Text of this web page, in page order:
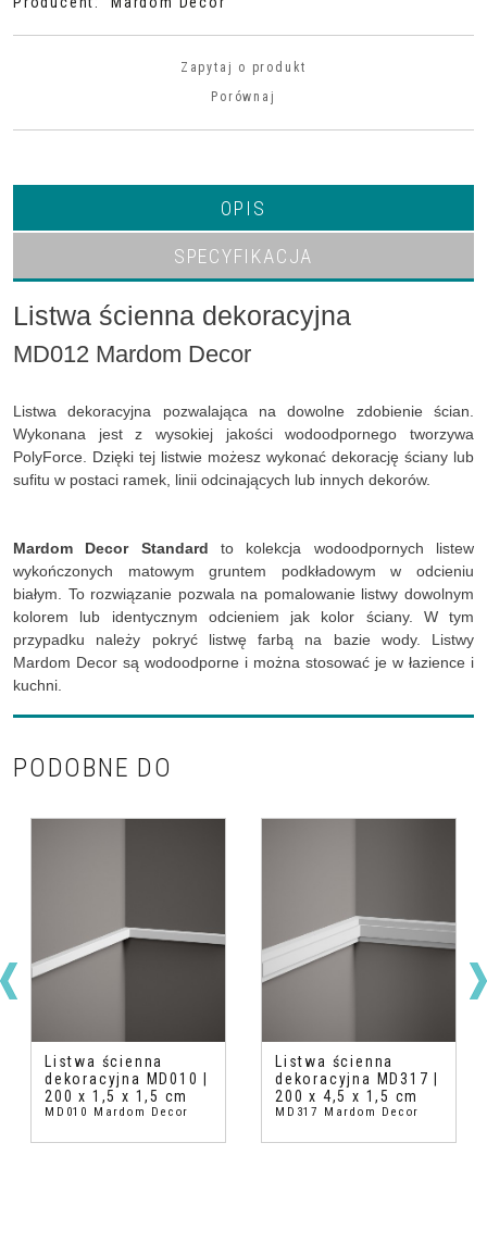
Zapytaj o produkt
Porównaj
OPIS
SPECYFIKACJA
Listwa ścienna dekoracyjna
MD012 Mardom Decor
Listwa dekoracyjna pozwalająca na dowolne zdobienie ścian.
Wykonana jest z wysokiej jakości wodoodpornego tworzywa
PolyForce. Dzięki tej listwie możesz wykonać dekorację ściany lub
sufitu w postaci ramek, linii odcinających lub innych dekorów.
Mardom Decor Standard to kolekcja wodoodpornych listew
wykończonych matowym gruntem podkładowym w odcieniu
białym. To rozwiązanie pozwala na pomalowanie listwy dowolnym
kolorem lub identycznym odcieniem jak kolor ściany. W tym
przypadku należy pokryć listwę farbą na bazie wody. Listwy
Mardom Decor są wodoodporne i można stosować je w łazience i
kuchni.
PODOBNE DO
Listwa ścienna
dekoracyjna MD010 |
200 x 1,5 x 1,5 cm
MD010 Mardom Decor
Listwa ścienna
dekoracyjna MD317 |
200 x 4,5 x 1,5 cm
MD317 Mardom Decor